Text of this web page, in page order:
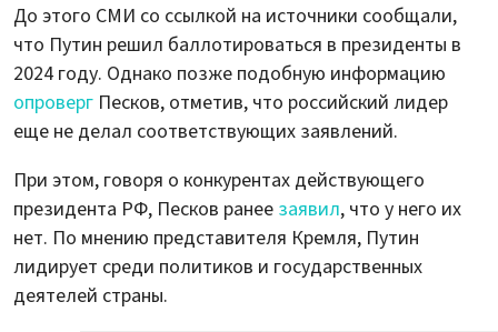
До этого СМИ со ссылкой на источники сообщали,
что Путин решил баллотироваться в президенты в
2024 году. Однако позже подобную информацию
опроверг Песков, отметив, что российский лидер
еще не делал соответствующих заявлений.
При этом, говоря о конкурентах действующего
президента РФ, Песков ранее заявил, что у него их
нет. По мнению представителя Кремля, Путин
лидирует среди политиков и государственных
деятелей страны.